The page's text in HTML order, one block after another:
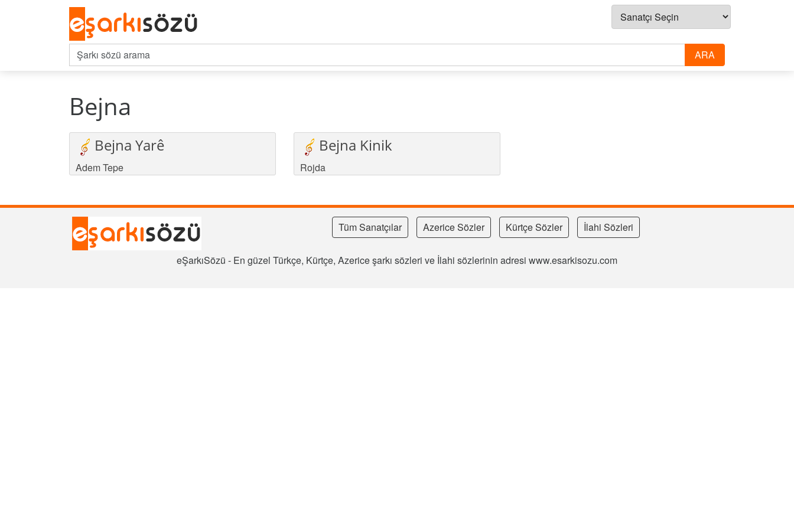
Bejna
Bejna Yarê
Adem Tepe
Bejna Kinik
Rojda
Tüm Sanatçılar Azerice Sözler Kürtçe Sözler İlahi Sözleri
eŞarkıSözü - En güzel Türkçe, Kürtçe, Azerice şarkı sözleri ve İlahi sözlerinin adresi www.esarkisozu.com